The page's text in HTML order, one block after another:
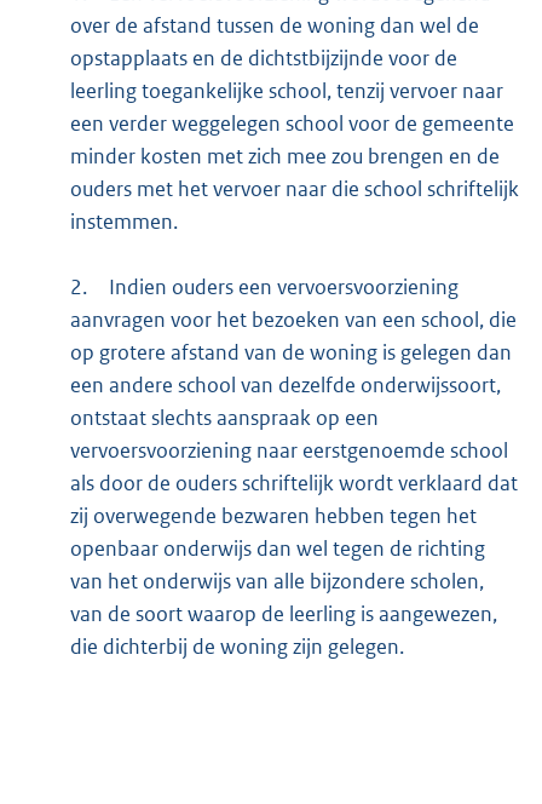
over de afstand tussen de woning dan wel de
opstapplaats en de dichtstbijzijnde voor de
leerling toegankelijke school, tenzij vervoer naar
een verder weggelegen school voor de gemeente
minder kosten met zich mee zou brengen en de
ouders met het vervoer naar die school schriftelijk
instemmen.
2.
Indien ouders een vervoersvoorziening
aanvragen voor het bezoeken van een school, die
op grotere afstand van de woning is gelegen dan
een andere school van dezelfde onderwijssoort,
ontstaat slechts aanspraak op een
vervoersvoorziening naar eerstgenoemde school
als door de ouders schriftelijk wordt verklaard dat
zij overwegende bezwaren hebben tegen het
openbaar onderwijs dan wel tegen de richting
van het onderwijs van alle bijzondere scholen,
van de soort waarop de leerling is aangewezen,
die dichterbij de woning zijn gelegen.